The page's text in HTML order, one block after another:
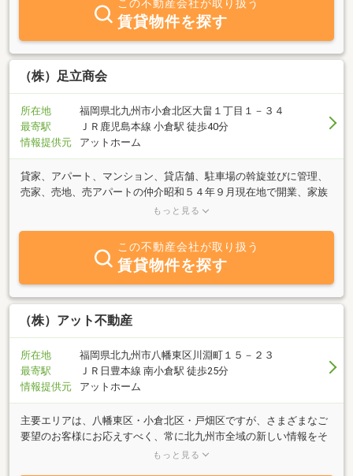
この不動産会社が取り扱う
賃貸物件を探す
（株）足立商会
所在地
福岡県北九州市小倉北区大畠１丁目１－３４
最寄駅
ＪＲ鹿児島本線 小倉駅 徒歩40分
情報提供元
アットホーム
貸家、アパート、マンション、貸店舗、駐車場の斡旋並びに管理、
売家、売地、売アパートの仲介昭和５４年９月現在地で開業、家族
で地道に不動産仲介業を続けております。小倉北区大畠にある、ス
小倉南区の貸家、アパート、駐車場も管理し、売買物件は北九州市
内までお世話しています。戸建貸家の件数が多く、駐車、外犬可物
件も揃っています。女性スタッフが担当しますので、女性お一人で
も安心して、ご来店下さい。バリアフリーの物件もありますので、
遠慮なくご相談下さい。
もっと見る
この不動産会社が取り扱う
賃貸物件を探す
（株）アット不動産
所在地
福岡県北九州市八幡東区川淵町１５－２３
最寄駅
ＪＲ日豊本線 南小倉駅 徒歩25分
情報提供元
アットホーム
主要エリアは、八幡東区・小倉北区・戸畑区ですが、さまざまなご
要望のお客様にお応えすべく、常に北九州市全域の新しい情報をそ
れぞれのお客様の立場にたってご提供するよう努力致しておりま
もっと見る